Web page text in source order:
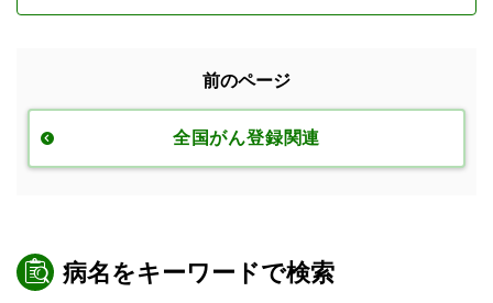
前のページ
全国がん登録関連
病名をキーワードで検索